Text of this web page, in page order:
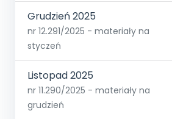
Grudzień 2025
nr 12.291/2025 - materiały na
styczeń
Listopad 2025
nr 11.290/2025 - materiały na
grudzień